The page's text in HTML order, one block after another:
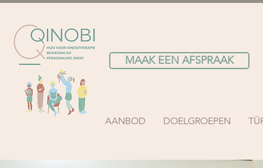
MAAK EEN AFSPRAAK
AANBOD DOELGROEPEN